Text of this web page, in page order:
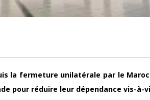
la fermeture unilatérale par le
pour réduire leur dépendance vis-à-